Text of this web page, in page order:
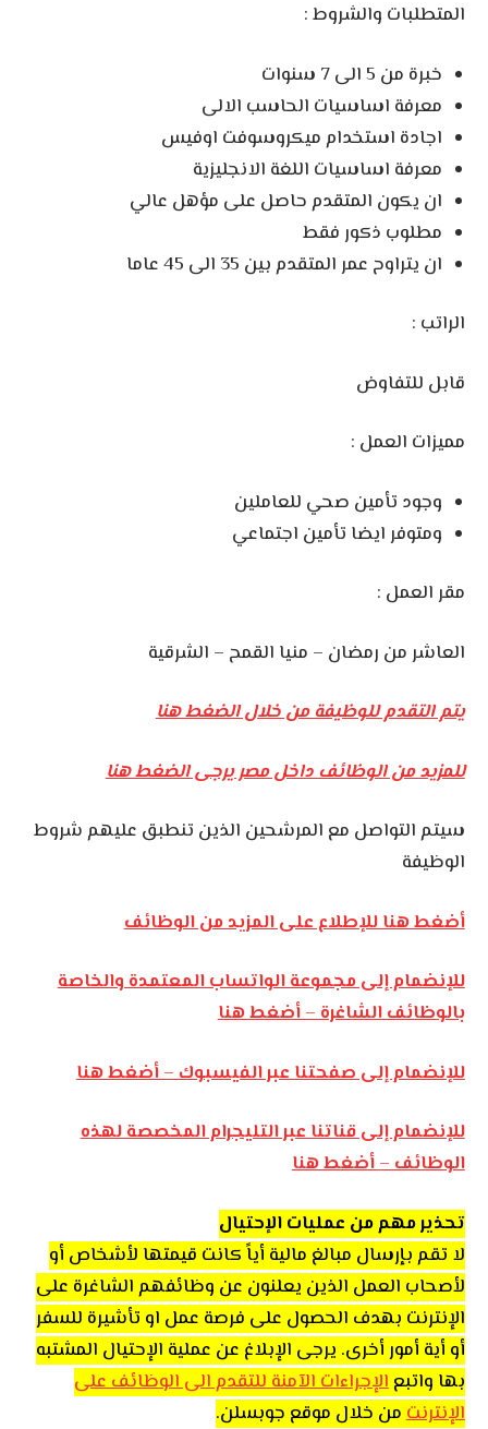
المتطلبات والشروط :
خبرة من 5 الى 7 سنوات
معرفة اساسيات الحاسب الالى
اجادة استخدام ميكروسوفت اوفيس
معرفة اساسيات اللغة الانجليزية
ان يكون المتقدم حاصل على مؤهل عالي
مطلوب ذكور فقط
ان يتراوح عمر المتقدم بين 35 الى 45 عاما
الراتب :
قابل للتفاوض
مميزات العمل :
وجود تأمين صحي للعاملين
ومتوفر ايضا تأمين اجتماعي
مقر العمل :
العاشر من رمضان – منيا القمح – الشرقية
يتم التقدم للوظيفة من خلال الضغط هنا
للمزيد من الوظائف داخل مصر يرجى الضغط هنا
سيتم التواصل مع المرشحين الذين تنطبق عليهم شروط
الوظيفة
أضغط هنا للإطلاع على المزيد من الوظائف
للإنضمام إلى مجموعة الواتساب المعتمدة والخاصة
بالوظائف الشاغرة – أضغط هنا
للإنضمام إلى صفحتنا عبر الفيسبوك – أضغط هنا
للإنضمام إلى قناتنا عبر التليجرام المخصصة لهذه
الوظائف – أضغط هنا
تحذير مهم من عمليات الإحتيال
لا تقم بإرسال مبالغ مالية أياً كانت قيمتها لأشخاص أو
لأصحاب العمل الذين يعلنون عن وظائفهم الشاغرة على
الإنترنت بهدف الحصول على فرصة عمل او تأشيرة للسفر
أو أية أمور أخرى. يرجى الإبلاغ عن عملية الإحتيال المشتبه
بها واتبعالإجراءات الآمنة للتقدم الى الوظائف على
الإنترنتمن خلال موقع جوبسلن.